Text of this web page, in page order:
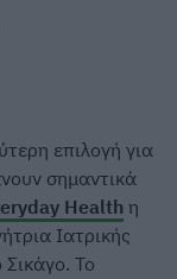
επιλογή για
σημαντικά
Health η
Ιατρικής
Το